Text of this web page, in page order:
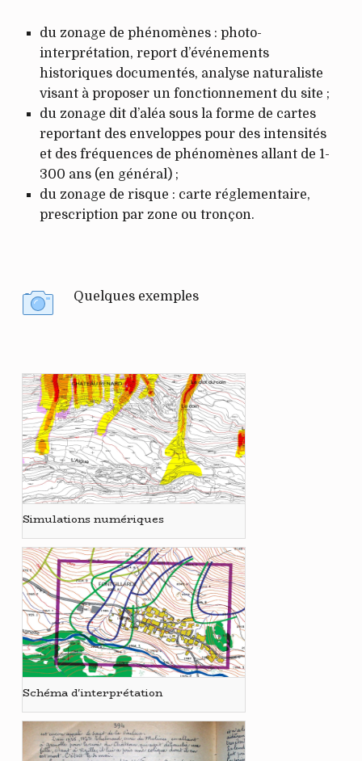
du zonage de phénomènes : photo-
interprétation, report d’événements
historiques documentés, analyse naturaliste
visant à proposer un fonctionnement du site ;
du zonage dit d’aléa sous la forme de cartes
reportant des enveloppes pour des intensités
et des fréquences de phénomènes allant de 1-
300 ans (en général) ;
du zonage de risque : carte réglementaire,
prescription par zone ou tronçon.
Quelques exemples
Simulations numériques
Schéma d'interprétation